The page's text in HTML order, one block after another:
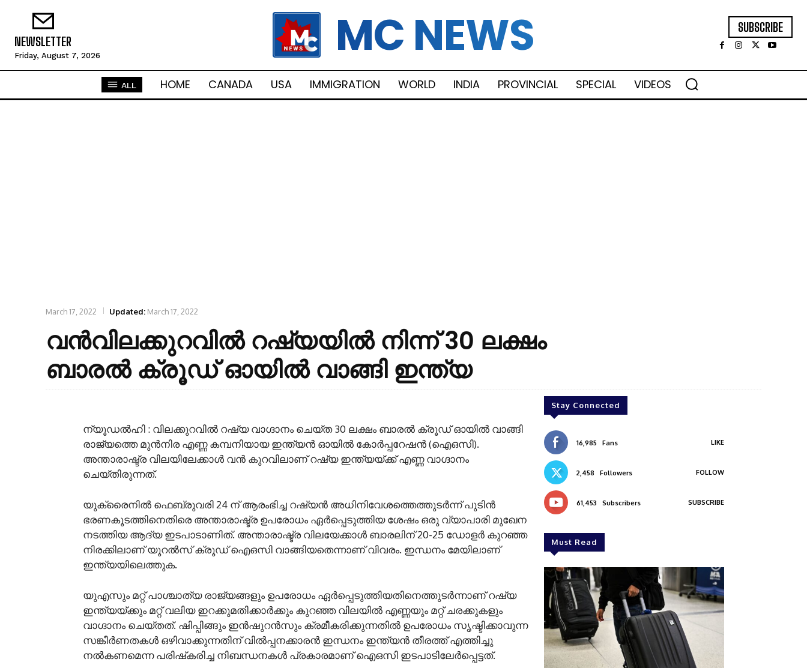
NEWSLETTER
Friday, August 7, 2026 MC NEWS SUBSCRIBE
ALL HOME CANADA USA IMMIGRATION WORLD INDIA PROVINCIAL SPECIAL VIDEOS
March 17, 2022 Updated: March 17, 2022
വൻവിലക്കുറവിൽ റഷ്യയില്‍ നിന്ന് 30 ലക്ഷം
ബാരല്‍ ക്രൂഡ് ഓയില്‍ വാങ്ങി ഇന്ത്യ
ന്യൂഡല്‍ഹി : വിലക്കുറവിൽ റഷ്യ വാഗ്ദാനം ചെയ്ത 30 ലക്ഷം ബാരല്‍ ക്രൂഡ് ഓയില്‍ വാങ്ങി
രാജ്യത്തെ മുന്‍നിര എണ്ണ കമ്പനിയായ ഇന്ത്യന്‍ ഓയില്‍ കോര്‍പ്പറേഷന്‍ (ഐഒസി).
അന്താരാഷ്ട്ര വിലയിലേക്കാള്‍ വന്‍ കുറവിലാണ് റഷ്യ ഇന്ത്യയ്ക്ക് എണ്ണ വാഗ്ദാനം
ചെയ്തിരുന്നത്.
യുക്രൈനില്‍ ഫെബ്രുവരി 24 ന് ആരംഭിച്ച റഷ്യന്‍ അധിനിവേശത്തെത്തുടര്‍ന്ന് പുടിന്‍
ഭരണകൂടത്തിനെതിരെ അന്താരാഷ്ട്ര ഉപരോധം ഏര്‍പ്പെടുത്തിയ ശേഷം ഒരു വ്യാപാരി മുഖേന
നടത്തിയ ആദ്യ ഇടപാടാണിത്. അന്താരാഷ്ട്ര വിലയേക്കാള്‍ ബാരലിന് 20-25 ഡോളർ കുറഞ്ഞ
നിരക്കിലാണ് യൂറല്‍സ് ക്രൂഡ് ഐഒസി വാങ്ങിയതെന്നാണ് വിവരം. ഇന്ധനം മേയിലാണ്
ഇന്ത്യയിലെത്തുക.
യുഎസും മറ്റ് പാശ്ചാത്യ രാജ്യങ്ങളും ഉപരോധം ഏര്‍പ്പെടുത്തിയതിനെത്തുടര്‍ന്നാണ് റഷ്യ
ഇന്ത്യയ്ക്കും മറ്റ് വലിയ ഇറക്കുമതിക്കാര്‍ക്കും കുറഞ്ഞ വിലയില്‍ എണ്ണയും മറ്റ് ചരക്കുകളും
വാഗ്ദാനം ചെയ്തത്. ഷിപ്പിങ്ങും ഇന്‍ഷുറന്‍സും ക്രമീകരിക്കുന്നതില്‍ ഉപരോധം സൃഷ്ടിക്കാവുന്ന
സങ്കീര്‍ണതകള്‍ ഒഴിവാക്കുന്നതിന് വില്‍പ്പനക്കാരന്‍ ഇന്ധനം ഇന്ത്യന്‍ തീരത്ത് എത്തിച്ചു
നല്‍കണമെന്ന പരിഷ്‌കരിച്ച നിബന്ധനകള്‍ പ്രകാരമാണ് ഐഒസി ഇടപാടിലേര്‍പ്പെട്ടത്.
Stay Connected
16,985 Fans LIKE
2,458 Followers FOLLOW
61,453 Subscribers SUBSCRIBE
Must Read